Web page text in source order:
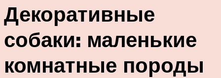
Декоративные
собаки: маленькие
комнатные породы